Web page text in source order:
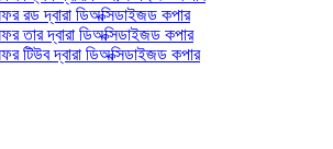
রড দ্বারা ডিঅক্সিডাইজড কপার
তার দ্বারা ডিঅক্সিডাইজড কপার
টিউব দ্বারা ডিঅক্সিডাইজড কপার